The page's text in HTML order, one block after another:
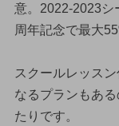
意。2022-2023シ
周年記念で最大
スクールレッス
なるプランもあ
たりです。